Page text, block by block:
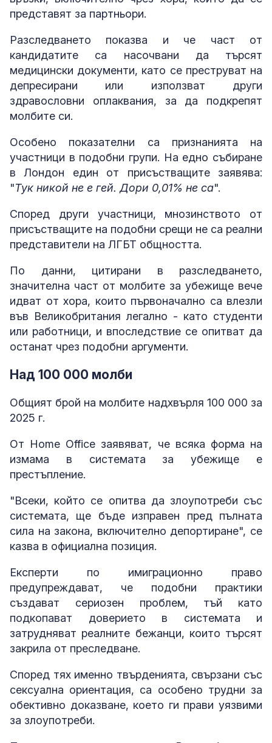
представят за партньори.
Разследването показва и че част от
кандидатите са насочвани да търсят
медицински документи, като се преструват на
депресирани или използват други
здравословни оплаквания, за да подкрепят
молбите си.
Особено показателни са признанията на
участници в подобни групи. На едно събиране
в Лондон един от присъстващите заявява:
"Тук никой не е гей. Дори 0,01% не са".
Според други участници, мнозинството от
присъстващите на подобни срещи не са реални
представители на ЛГБТ общността.
По данни, цитирани в разследването,
значителна част от молбите за убежище вече
идват от хора, които първоначално са влезли
във Великобритания легално - като студенти
или работници, и впоследствие се опитват да
останат чрез подобни аргументи.
Над 100 000 молби
Общият брой на молбите надхвърля 100 000 за
2025 г.
От Home Office заявяват, че всяка форма на
измама в системата за убежище е
престъпление.
"Всеки, който се опитва да злоупотреби със
системата, ще бъде изправен пред пълната
сила на закона, включително депортиране", се
казва в официална позиция.
Експерти по имиграционно право
предупреждават, че подобни практики
създават сериозен проблем, тъй като
подкопават доверието в системата и
затрудняват реалните бежанци, които търсят
закрила от преследване.
Според тях именно твърденията, свързани със
сексуална ориентация, са особено трудни за
обективно доказване, което ги прави уязвими
за злоупотреби.